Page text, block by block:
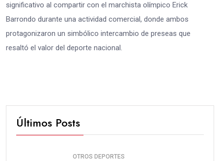
significativo al compartir con el marchista olímpico Erick
Barrondo durante una actividad comercial, donde ambos
protagonizaron un simbólico intercambio de preseas que
resaltó el valor del deporte nacional.
Últimos Posts
OTROS DEPORTES